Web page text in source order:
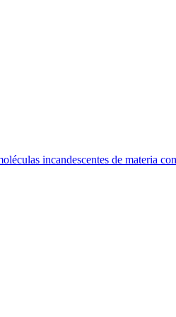
incandescentes de materia